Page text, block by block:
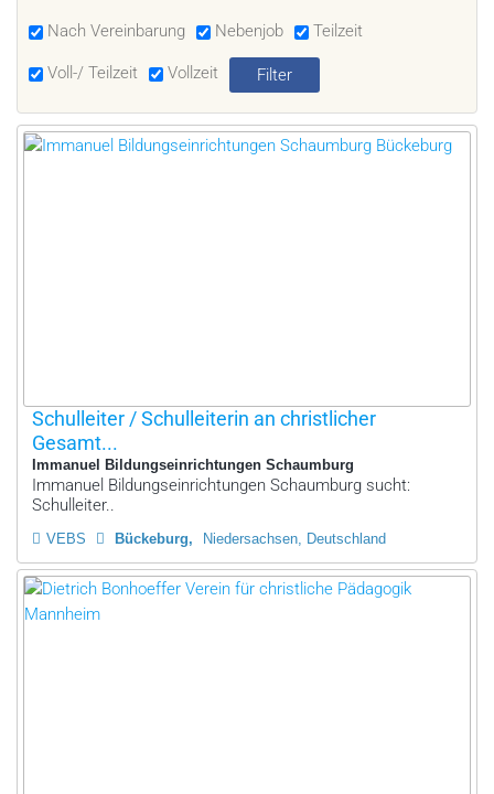
Nach Vereinbarung Nebenjob Teilzeit
Voll-/ Teilzeit Vollzeit
Schulleiter / Schulleiterin an christlicher
Gesamt...
Immanuel Bildungseinrichtungen Schaumburg
Immanuel Bildungseinrichtungen Schaumburg sucht:
Schulleiter..
VEBS Bückeburg Niedersachsen, Deutschland